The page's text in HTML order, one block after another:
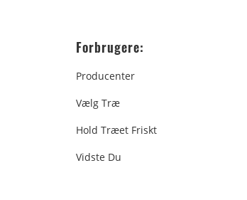
Forbrugere:
Producenter
Vælg Træ
Hold Træet Friskt
Vidste Du